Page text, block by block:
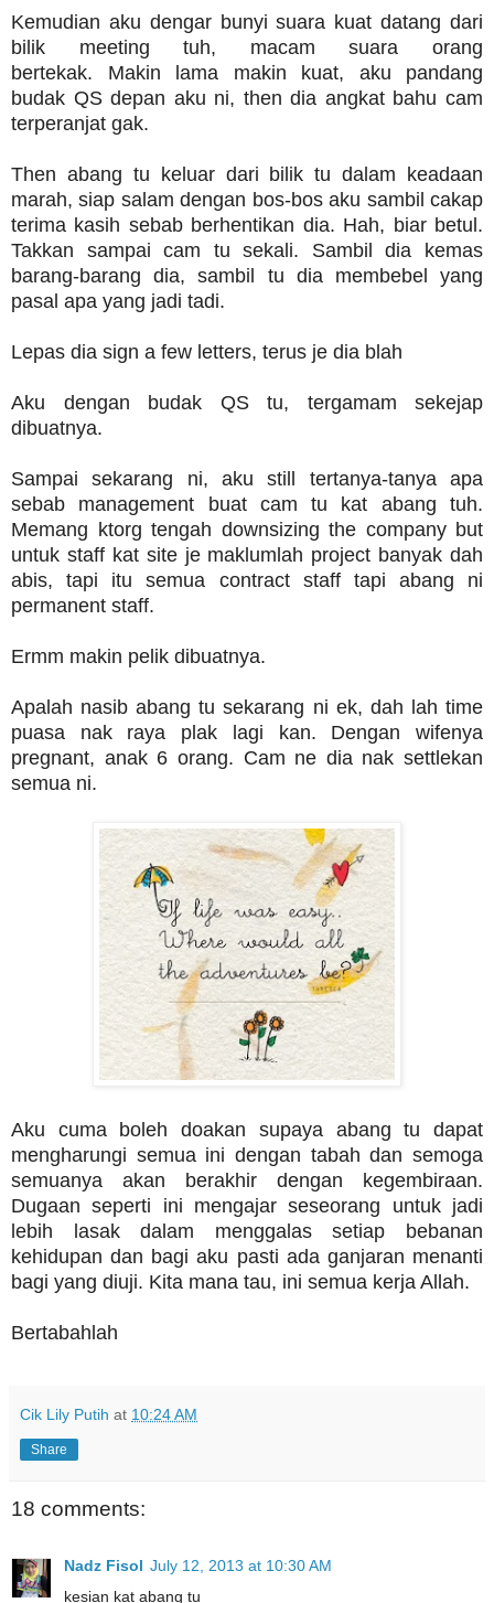
Kemudian aku dengar bunyi suara kuat datang dari
bilik meeting tuh, macam suara orang
bertekak. Makin lama makin kuat, aku pandang
budak QS depan aku ni, then dia angkat bahu cam
terperanjat gak.
Then abang tu keluar dari bilik tu dalam keadaan
marah, siap salam dengan bos-bos aku sambil cakap
terima kasih sebab berhentikan dia. Hah, biar betul.
Takkan sampai cam tu sekali. Sambil dia kemas
barang-barang dia, sambil tu dia membebel yang
pasal apa yang jadi tadi.
Lepas dia sign a few letters, terus je dia blah
Aku dengan budak QS tu, tergamam sekejap
dibuatnya.
Sampai sekarang ni, aku still tertanya-tanya apa
sebab management buat cam tu kat abang tuh.
Memang ktorg tengah downsizing the company but
untuk staff kat site je maklumlah project banyak dah
abis, tapi itu semua contract staff tapi abang ni
permanent staff.
Ermm makin pelik dibuatnya.
Apalah nasib abang tu sekarang ni ek, dah lah time
puasa nak raya plak lagi kan. Dengan wifenya
pregnant, anak 6 orang. Cam ne dia nak settlekan
semua ni.
Aku cuma boleh doakan supaya abang tu dapat
mengharungi semua ini dengan tabah dan semoga
semuanya akan berakhir dengan kegembiraan.
Dugaan seperti ini mengajar seseorang untuk jadi
lebih lasak dalam menggalas setiap bebanan
kehidupan dan bagi aku pasti ada ganjaran menanti
bagi yang diuji. Kita mana tau, ini semua kerja Allah.
Bertabahlah
Cik Lily Putih at 10:24 AM
Share
18 comments:
Nadz Fisol July 12, 2013 at 10:30 AM
kesian kat abang tu